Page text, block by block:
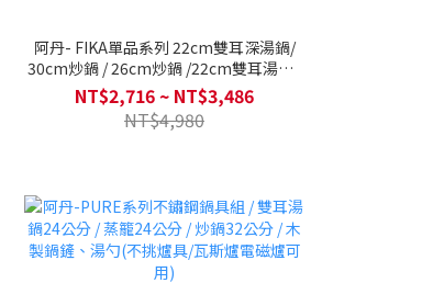
阿丹- FIKA單品系列 22cm雙耳深湯鍋/
30cm炒鍋 / 26cm炒鍋 /22cm雙耳湯鍋 /
18cm單柄湯鍋/ 28cm平底鍋/ 28cm烤盤
單入(IH適用/不挑爐具/可直火)
NT$2,716 ~ NT$3,486
NT$4,980